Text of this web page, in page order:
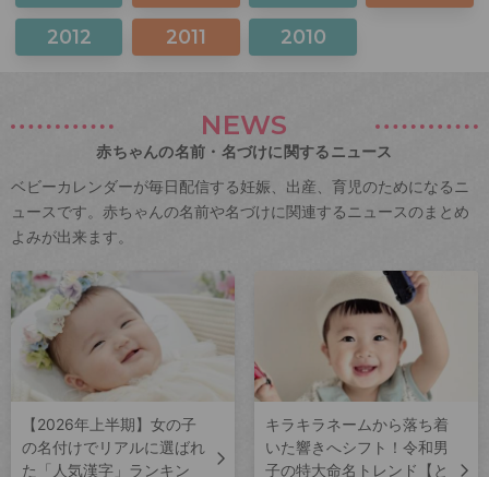
2012 2011 2010
NEWS
赤ちゃんの名前・名づけに関するニュース
ベビーカレンダーが毎日配信する妊娠、出産、育児のためになるニ
ュースです。赤ちゃんの名前や名づけに関連するニュースのまとめ
よみが出来ます。
【2026年上半期】女の子
の名付けでリアルに選ばれ
た「人気漢字」ランキン
キラキラネームから落ち着
いた響きへシフト！令和男
子の特大命名トレンド【と